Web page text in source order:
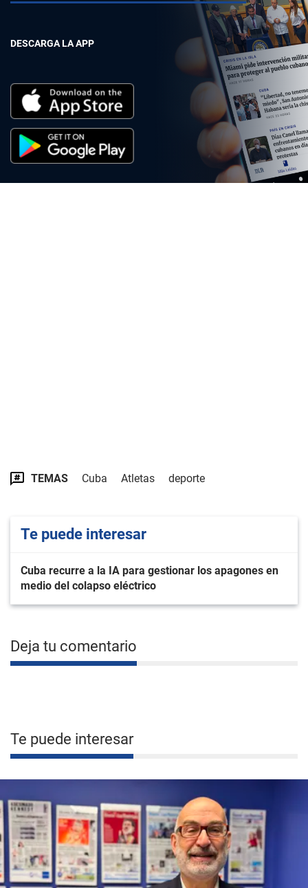
DESCARGA LA APP
TEMAS Cuba Atletas deporte
Te puede interesar
Cuba recurre a la IA para gestionar los apagones en
medio del colapso eléctrico
Deja tu comentario
Te puede interesar